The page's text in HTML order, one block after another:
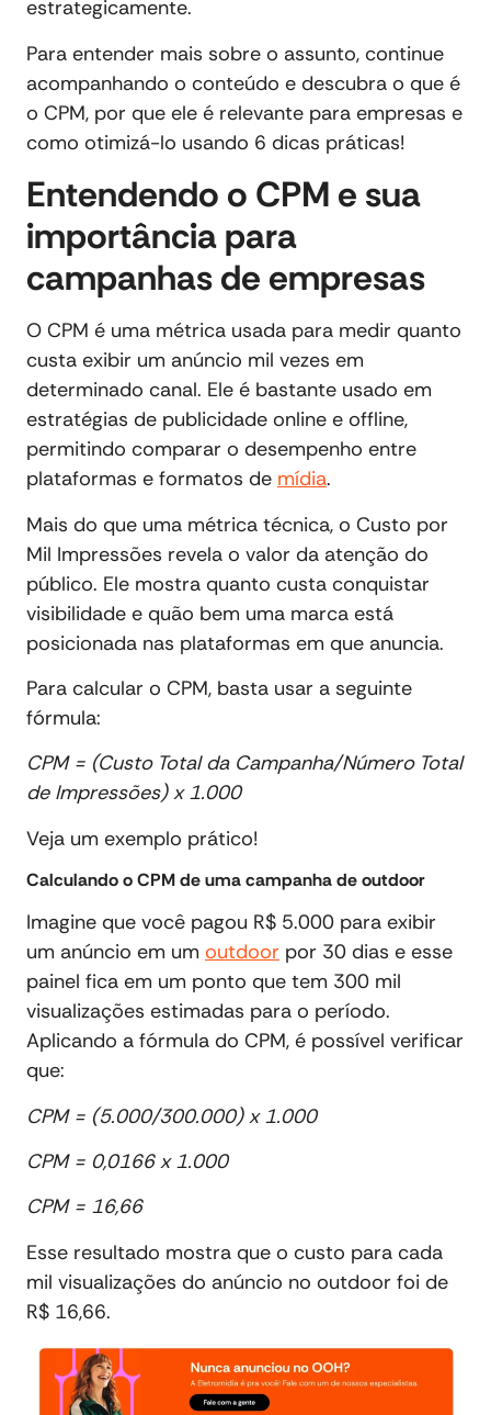
estrategicamente.
Para entender mais sobre o assunto, continue
acompanhando o conteúdo e descubra o que é
o CPM, por que ele é relevante para empresas e
como otimizá-lo usando 6 dicas práticas!
Entendendo o CPM e sua
importância para
campanhas de empresas
O CPM é uma métrica usada para medir quanto
custa exibir um anúncio mil vezes em
determinado canal. Ele é bastante usado em
estratégias de publicidade online e offline,
permitindo comparar o desempenho entre
plataformas e formatos de mídia.
Mais do que uma métrica técnica, o Custo por
Mil Impressões revela o valor da atenção do
público. Ele mostra quanto custa conquistar
visibilidade e quão bem uma marca está
posicionada nas plataformas em que anuncia.
Para calcular o CPM, basta usar a seguinte
fórmula:
CPM = (Custo Total da Campanha/Número Total
de Impressões) x 1.000
Veja um exemplo prático!
Calculando o CPM de uma campanha de outdoor
Imagine que você pagou R$ 5.000 para exibir
um anúncio em um outdoor por 30 dias e esse
painel fica em um ponto que tem 300 mil
visualizações estimadas para o período.
Aplicando a fórmula do CPM, é possível verificar
que:
CPM = (5.000/300.000) x 1.000
CPM = 0,0166 x 1.000
CPM = 16,66
Esse resultado mostra que o custo para cada
mil visualizações do anúncio no outdoor foi de
R$ 16,66.